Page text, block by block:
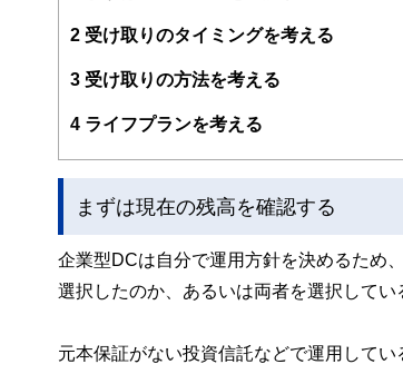
を心掛けている。
ホームページ：http://www.iwanaga-mari-
2 受け取りのタイミングを考える
3 受け取りの方法を考える
4 ライフプランを考える
まずは現在の残高を確認する
企業型DCは自分で運用方針を決めるため
選択したのか、あるいは両者を選択してい
元本保証がない投資信託などで運用して